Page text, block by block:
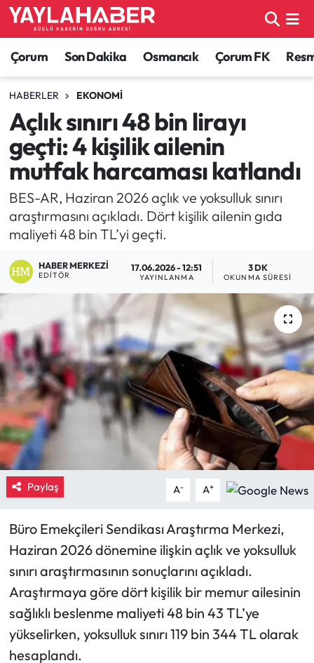
Çorum Son Dakika Osmancık Çorum FK
HABERLER EKONOMI
Açlık sınırı 48 bin lirayı
geçti: 4 kişilik ailenin
mutfak harcaması katlandı
BES-AR, Haziran 2026 açlık ve yoksulluk sınırı
araştırmasını açıkladı. Dört kişilik ailenin gıda
maliyeti 48 bin TL’yi geçti.
HABER MERKEZI
EDITÖR
17.06.2026 - 12:51
YAYINLANMA
3 DK
OKUNMA SÜRESI
Paylaş A- A+
Büro Emekçileri Sendikası Araştırma Merkezi,
Haziran 2026 dönemine ilişkin açlık ve yoksulluk
sınırı araştırmasının sonuçlarını açıkladı.
Araştırmaya göre dört kişilik bir memur ailesinin
sağlıklı beslenme maliyeti 48 bin 43 TL’ye
yükselirken, yoksulluk sınırı 119 bin 344 TL olarak
hesaplandı.
Alaca Haberleri
Bayat Haberleri
Bilgi - Keşfet Haberleri
Bilim ve Teknoloji
Boğazkale Haberleri
Çorum Haberleri
Çorum Son Dakika Haberleri
Dodurga Haberleri
Eğitim
Ekonomi
Güncel
İskilip Haberleri
Kargı Haberleri
Kültür Sanat
Laçin Haberleri
Magazin
Çorum Nöbetçi Eczaneler
Çorum Hava Durumu
Çorum Namaz Vakitleri
Çorum Trafik Yoğunluk Haritası
TFF 1.Lig Puan Durumu ve Fikstür
Tüm Manşetler
Son Dakika Haberleri